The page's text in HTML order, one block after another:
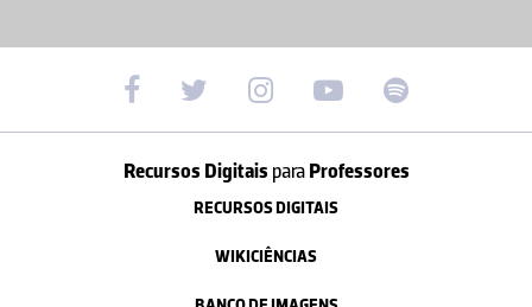
Recursos Digitais paraProfessores
RECURSOS DIGITAIS
WIKICIÊNCIAS